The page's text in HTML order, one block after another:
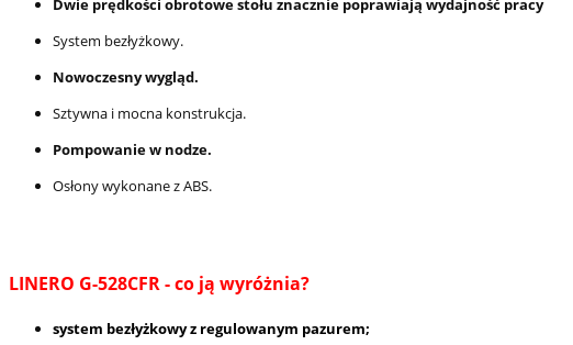
System bezłyżkowy.
Nowoczesny wygląd.
Sztywna i mocna konstrukcja.
Pompowanie w nodze.
Osłony wykonane z ABS.
LINERO G-528CFR - co ją wyróżnia?
system bezłyżkowy z regulowanym pazurem;